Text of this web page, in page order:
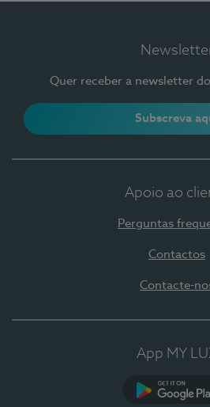
Quer receber a newsletter
Subscreva
Apoio ao
Perguntas
Contactos
Contacte-
App MY